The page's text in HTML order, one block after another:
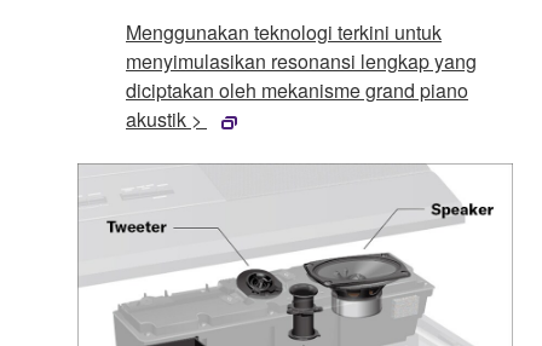
Menggunakan teknologi terkini untuk
menyimulasikan resonansi lengkap yang
diciptakan oleh mekanisme grand piano
akustik >